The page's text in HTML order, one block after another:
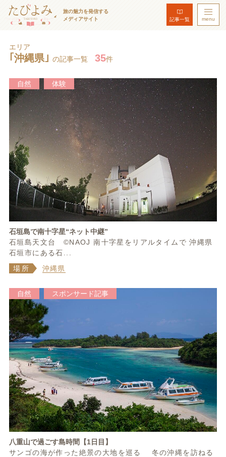
旅の魅力を発信する
メディアサイト
記事一覧 menu
エリア
｢沖縄県｣ の記事一覧 35件
自然 体験
石垣島で南十字星“ネット中継”
石垣島天文台 ©NAOJ 南十字星をリアルタイムで 沖縄県
石垣市にある石...
場所
沖縄県
自然 スポンサード記事
八重山で過ごす島時間【1日目】
サンゴの海が作った絶景の大地を巡る 冬の沖縄を訪ねる